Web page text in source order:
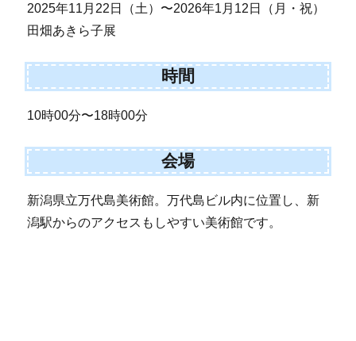
2025年11月22日（土）〜2026年1月12日（月・祝）
田畑あきら子展
時間
10時00分〜18時00分
会場
新潟県立万代島美術館。万代島ビル内に位置し、新
潟駅からのアクセスもしやすい美術館です。